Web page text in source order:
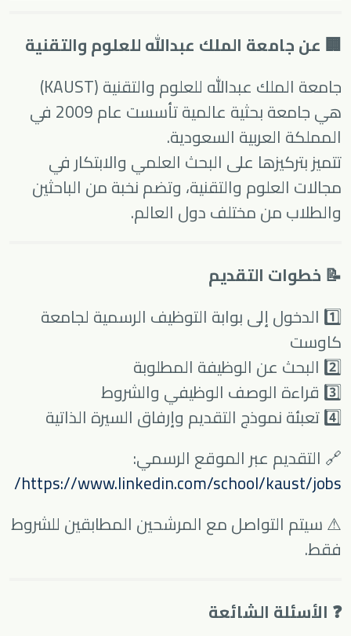
🏢 عن جامعة الملك عبدالله للعلوم والتقنية
جامعة الملك عبدالله للعلوم والتقنية (KAUST)
هي جامعة بحثية عالمية تأسست عام 2009 في
المملكة العربية السعودية.
تتميز بتركيزها على البحث العلمي والابتكار في
مجالات العلوم والتقنية، وتضم نخبة من الباحثين
والطلاب من مختلف دول العالم.
📝 خطوات التقديم
1️⃣ الدخول إلى بوابة التوظيف الرسمية لجامعة
كاوست
2️⃣ البحث عن الوظيفة المطلوبة
3️⃣ قراءة الوصف الوظيفي والشروط
4️⃣ تعبئة نموذج التقديم وإرفاق السيرة الذاتية
🔗 التقديم عبر الموقع الرسمي:
https://www.linkedin.com/school/kaust/jobs/
⚠ سيتم التواصل مع المرشحين المطابقين للشروط
فقط.
❓ الأسئلة الشائعة